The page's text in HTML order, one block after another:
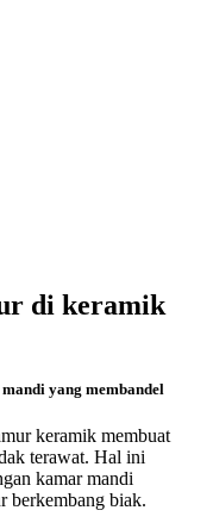
di keramik
yang membandel
keramik membuat
terawat. Hal ini
kamar mandi
berkembang biak.